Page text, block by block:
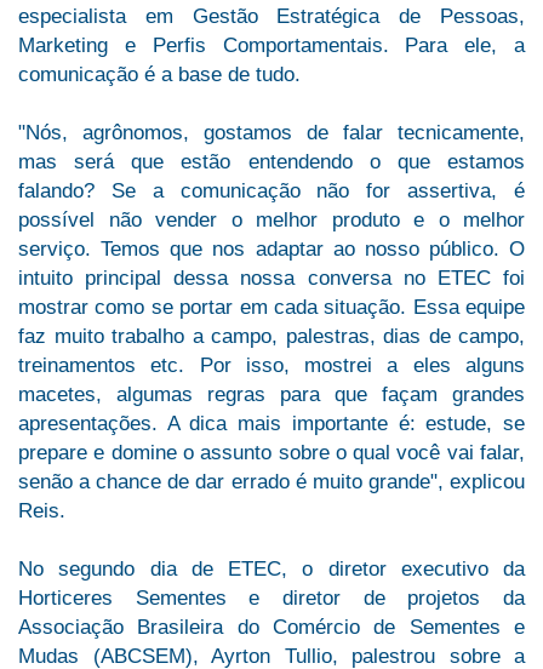
especialista em Gestão Estratégica de Pessoas,
Marketing e Perfis Comportamentais. Para ele, a
comunicação é a base de tudo.
"Nós, agrônomos, gostamos de falar tecnicamente,
mas será que estão entendendo o que estamos
falando? Se a comunicação não for assertiva, é
possível não vender o melhor produto e o melhor
serviço. Temos que nos adaptar ao nosso público. O
intuito principal dessa nossa conversa no ETEC foi
mostrar como se portar em cada situação. Essa equipe
faz muito trabalho a campo, palestras, dias de campo,
treinamentos etc. Por isso, mostrei a eles alguns
macetes, algumas regras para que façam grandes
apresentações. A dica mais importante é: estude, se
prepare e domine o assunto sobre o qual você vai falar,
senão a chance de dar errado é muito grande", explicou
Reis.
No segundo dia de ETEC, o diretor executivo da
Horticeres Sementes e diretor de projetos da
Associação Brasileira do Comércio de Sementes e
Mudas (ABCSEM), Ayrton Tullio, palestrou sobre a